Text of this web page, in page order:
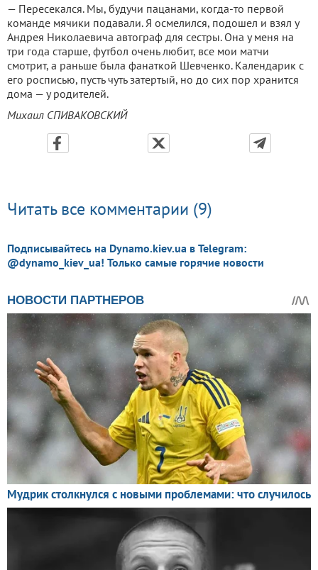
— Пересекался. Мы, будучи пацанами, когда-то первой
команде мячики подавали. Я осмелился, подошел и взял у
Андрея Николаевича автограф для сестры. Она у меня на
три года старше, футбол очень любит, все мои матчи
смотрит, а раньше была фанаткой Шевченко. Календарик с
его росписью, пусть чуть затертый, но до сих пор хранится
дома — у родителей.
Михаил СПИВАКОВСКИЙ
Читать все комментарии (9)
Подписывайтесь на Dynamo.kiev.ua в Telegram:
@dynamo_kiev_ua! Только самые горячие новости